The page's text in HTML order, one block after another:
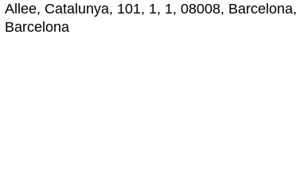
Allee, Catalunya, 101, 1, 1, 08008,
Barcelona